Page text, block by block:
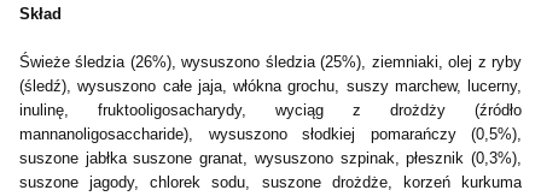
Skład
Świeże śledzia (26%), wysuszono śledzia (25%), ziemniaki, olej z ryby
(śledź), wysuszono całe jaja, włókna grochu, suszy marchew, lucerny,
inulinę, fruktooligosacharydy, wyciąg z drożdży (źródło
mannanoligosaccharide), wysuszono słodkiej pomarańczy (0,5%),
suszone jabłka suszone granat, wysuszono szpinak, płesznik (0,3%),
suszone jagody, chlorek sodu, suszone drożdże, korzeń kurkuma